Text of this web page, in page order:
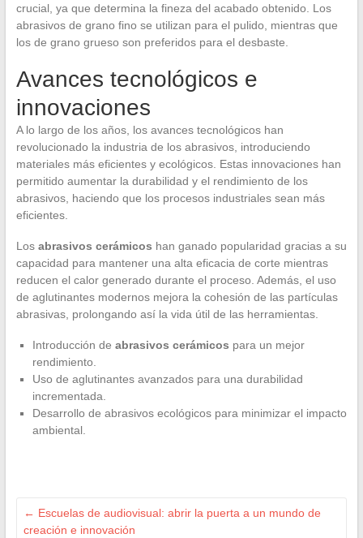
crucial, ya que determina la fineza del acabado obtenido. Los
abrasivos de grano fino se utilizan para el pulido, mientras que
los de grano grueso son preferidos para el desbaste.
Avances tecnológicos e
innovaciones
A lo largo de los años, los avances tecnológicos han
revolucionado la industria de los abrasivos, introduciendo
materiales más eficientes y ecológicos. Estas innovaciones han
permitido aumentar la durabilidad y el rendimiento de los
abrasivos, haciendo que los procesos industriales sean más
eficientes.
Los abrasivos cerámicos han ganado popularidad gracias a su
capacidad para mantener una alta eficacia de corte mientras
reducen el calor generado durante el proceso. Además, el uso
de aglutinantes modernos mejora la cohesión de las partículas
abrasivas, prolongando así la vida útil de las herramientas.
Introducción de abrasivos cerámicos para un mejor
rendimiento.
Uso de aglutinantes avanzados para una durabilidad
incrementada.
Desarrollo de abrasivos ecológicos para minimizar el impacto
ambiental.
← Escuelas de audiovisual: abrir la puerta a un mundo de
creación e innovación